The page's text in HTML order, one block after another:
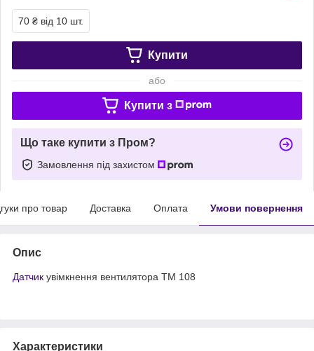
70 ₴ від 10 шт.
Купити
або
Купити з
Що таке купити з Пром?
Замовлення під захистом
про товар Доставка Оплата Умови повернення
Опис
Датчик увімкнення вентилятора ТМ 108
Характеристики